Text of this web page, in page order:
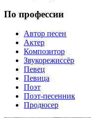
По профессии
Автор песен
Актер
Композитор
Звукорежиссёр
Певец
Певица
Поэт
Поэт-песенник
Продюсер